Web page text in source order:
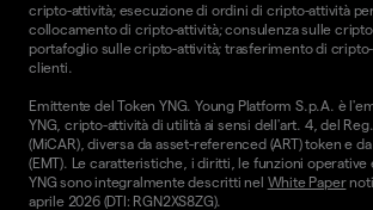
cripto-attività; esecuzione di ordini di cripto-attività
collocamento di cripto-attività; consulenza sulle
portafoglio sulle cripto-attività; trasferimento di
clienti.
Emittente del Token YNG. Young Platform S.p.A. è
YNG, cripto-attività di utilità ai sensi dell'art. 4, del
(MiCAR), diversa da asset-referenced (ART) token e
(EMT). Le caratteristiche, i diritti, le funzioni operative
YNG sono integralmente descritti nel White Paper
aprile 2026 (DTI: RGN2XS8ZG).